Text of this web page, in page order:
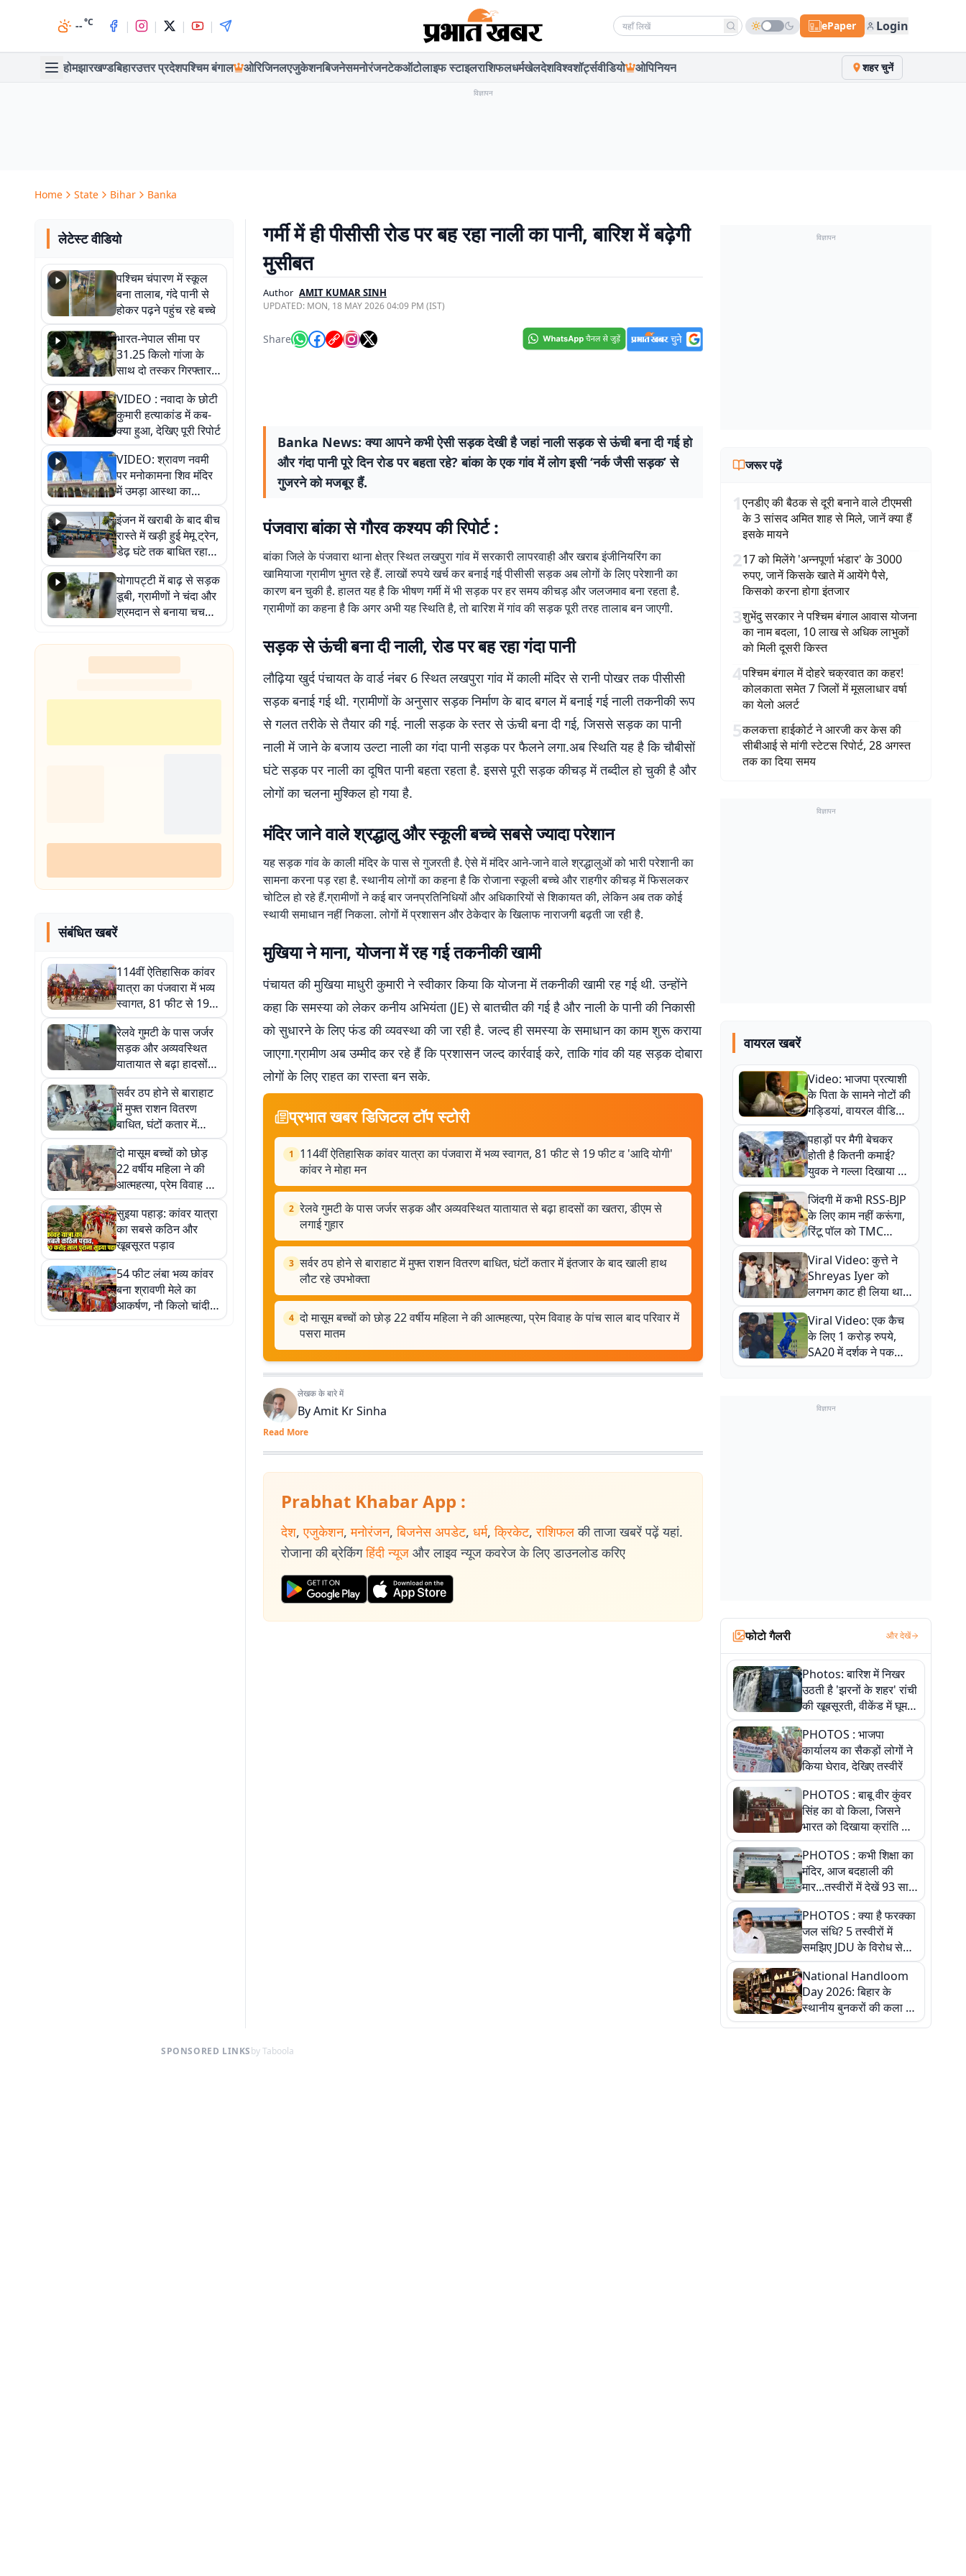
--°C | | | | Search news ePaper Login
होमझारखण्डबिहारउत्तर प्रदेशपश्चिम बंगाल ओरिजिनलएजुकेशनबिजनेसमनोरंजनटेकऑटोलाइफ स्टाइलराशिफलधर्मखेलदेशविश्वशॉर्ट्सवीडियो ओपिनियन शहर चुनें
विज्ञापन
Home State Bihar Banka
लेटेस्ट वीडियो
पश्चिम चंपारण में स्कूल
बना तालाब, गंदे पानी से
होकर पढ़ने पहुंच रहे बच्चे
भारत-नेपाल सीमा पर
31.25 किलो गांजा के
साथ दो तस्कर गिरफ्तार,
नेपाली नंबर की बाइक
जब्त
VIDEO : नवादा के छोटी
कुमारी हत्याकांड में कब-
क्या हुआ, देखिए पूरी रिपोर्ट
VIDEO: श्रावण नवमी
पर मनोकामना शिव मंदिर
में उमड़ा आस्था का
सैलाब, हर-हर महादेव के
जयघोष से गूंजा परिसर
इंजन में खराबी के बाद बीच
रास्ते में खड़ी हुई मेमू ट्रेन,
डेढ़ घंटे तक बाधित रहा
आवागमन
योगापट्टी में बाढ़ से सड़क
डूबी, ग्रामीणों ने चंदा और
श्रमदान से बनाया चचरी
पुल
संबंधित खबरें
114वीं ऐतिहासिक कांवर
यात्रा का पंजवारा में भव्य
स्वागत, 81 फीट से 19
फीट व 'आदि योगी' कांवर
ने मोहा मन
रेलवे गुमटी के पास जर्जर
सड़क और अव्यवस्थित
यातायात से बढ़ा हादसों
का खतरा, डीएम से लगाई
गुहार
सर्वर ठप होने से बाराहाट
में मुफ्त राशन वितरण
बाधित, घंटों कतार में
इंतजार के बाद खाली हाथ
लौट रहे उपभोक्ता
दो मासूम बच्चों को छोड़
22 वर्षीय महिला ने की
आत्महत्या, प्रेम विवाह के
पांच साल बाद परिवार में
पसरा मातम
सुइया पहाड़: कांवर यात्रा
का सबसे कठिन और
खूबसूरत पड़ाव
54 फीट लंबा भव्य कांवर
बना श्रावणी मेले का
आकर्षण, नौ किलो चांदी
के मुकुट और शिव-पार्वती
गर्मी में ही पीसीसी रोड पर बह रहा नाली का पानी, बारिश में बढ़ेगी
मुसीबत
Author AMIT KUMAR SINH
UPDATED: MON, 18 MAY 2026 04:09 PM (IST)
Share
Banka News: क्या आपने कभी ऐसी सड़क देखी है जहां नाली सड़क से ऊंची बना दी गई हो
और गंदा पानी पूरे दिन रोड पर बहता रहे? बांका के एक गांव में लोग इसी ‘नर्क जैसी सड़क’ से
गुजरने को मजबूर हैं.
पंजवारा बांका से गौरव कश्यप की रिपोर्ट :
बांका जिले के पंजवारा थाना क्षेत्र स्थित लखपुरा गांव में सरकारी लापरवाही और खराब इंजीनियरिंग का
खामियाजा ग्रामीण भुगत रहे हैं. लाखों रुपये खर्च कर बनाई गई पीसीसी सड़क अब लोगों के लिए परेशानी का
कारण बन चुकी है. हालत यह है कि भीषण गर्मी में भी सड़क पर हर समय कीचड़ और जलजमाव बना रहता है.
ग्रामीणों का कहना है कि अगर अभी यह स्थिति है, तो बारिश में गांव की सड़क पूरी तरह तालाब बन जाएगी.
सड़क से ऊंची बना दी नाली, रोड पर बह रहा गंदा पानी
लौढ़िया खुर्द पंचायत के वार्ड नंबर 6 स्थित लखपुरा गांव में काली मंदिर से रानी पोखर तक पीसीसी
सड़क बनाई गई थी. ग्रामीणों के अनुसार सड़क निर्माण के बाद बगल में बनाई गई नाली तकनीकी रूप
से गलत तरीके से तैयार की गई. नाली सड़क के स्तर से ऊंची बना दी गई, जिससे सड़क का पानी
नाली में जाने के बजाय उल्टा नाली का गंदा पानी सड़क पर फैलने लगा.अब स्थिति यह है कि चौबीसों
घंटे सड़क पर नाली का दूषित पानी बहता रहता है. इससे पूरी सड़क कीचड़ में तब्दील हो चुकी है और
लोगों का चलना मुश्किल हो गया है.
मंदिर जाने वाले श्रद्धालु और स्कूली बच्चे सबसे ज्यादा परेशान
यह सड़क गांव के काली मंदिर के पास से गुजरती है. ऐसे में मंदिर आने-जाने वाले श्रद्धालुओं को भारी परेशानी का
सामना करना पड़ रहा है. स्थानीय लोगों का कहना है कि रोजाना स्कूली बच्चे और राहगीर कीचड़ में फिसलकर
चोटिल हो रहे हैं.ग्रामीणों ने कई बार जनप्रतिनिधियों और अधिकारियों से शिकायत की, लेकिन अब तक कोई
स्थायी समाधान नहीं निकला. लोगों में प्रशासन और ठेकेदार के खिलाफ नाराजगी बढ़ती जा रही है.
मुखिया ने माना, योजना में रह गई तकनीकी खामी
पंचायत की मुखिया माधुरी कुमारी ने स्वीकार किया कि योजना में तकनीकी खामी रह गई थी. उन्होंने
कहा कि समस्या को लेकर कनीय अभियंता (JE) से बातचीत की गई है और नाली के पानी की निकासी
को सुधारने के लिए फंड की व्यवस्था की जा रही है. जल्द ही समस्या के समाधान का काम शुरू कराया
जाएगा.ग्रामीण अब उम्मीद कर रहे हैं कि प्रशासन जल्द कार्रवाई करे, ताकि गांव की यह सड़क दोबारा
लोगों के लिए राहत का रास्ता बन सके.
प्रभात खबर डिजिटल टॉप स्टोरी
1
114वीं ऐतिहासिक कांवर यात्रा का पंजवारा में भव्य स्वागत, 81 फीट से 19 फीट व 'आदि योगी'
कांवर ने मोहा मन
2 रेलवे गुमटी के पास जर्जर सड़क और अव्यवस्थित यातायात से बढ़ा हादसों का खतरा, डीएम से
लगाई गुहार
3 सर्वर ठप होने से बाराहाट में मुफ्त राशन वितरण बाधित, घंटों कतार में इंतजार के बाद खाली हाथ
लौट रहे उपभोक्ता
4 दो मासूम बच्चों को छोड़ 22 वर्षीय महिला ने की आत्महत्या, प्रेम विवाह के पांच साल बाद परिवार में
पसरा मातम
लेखक के बारे में
ByAmit Kr Sinha
Read More
Prabhat Khabar App :
देश, एजुकेशन, मनोरंजन, बिजनेस अपडेट, धर्म, क्रिकेट, राशिफल की ताजा खबरें पढ़ें यहां.
रोजाना की ब्रेकिंग हिंदी न्यूज और लाइव न्यूज कवरेज के लिए डाउनलोड करिए
विज्ञापन
जरूर पढ़ें
1एनडीए की बैठक से दूरी बनाने वाले टीएमसी
के 3 सांसद अमित शाह से मिले, जानें क्या हैं
इसके मायने
217 को मिलेंगे 'अन्नपूर्णा भंडार' के 3000
रुपए, जानें किसके खाते में आयेंगे पैसे,
किसको करना होगा इंतजार
3शुभेंदु सरकार ने पश्चिम बंगाल आवास योजना
का नाम बदला, 10 लाख से अधिक लाभुकों
को मिली दूसरी किस्त
4पश्चिम बंगाल में दोहरे चक्रवात का कहर!
कोलकाता समेत 7 जिलों में मूसलाधार वर्षा
का येलो अलर्ट
5कलकत्ता हाईकोर्ट ने आरजी कर केस की
सीबीआई से मांगी स्टेटस रिपोर्ट, 28 अगस्त
तक का दिया समय
विज्ञापन
वायरल खबरें
Video: भाजपा प्रत्याशी
के पिता के सामने नोटों की
गड्डियां, वायरल वीडियो
से राजनीति में उबाल,
अजित महतो बोले- TMC
की गंदी चाल
पहाड़ों पर मैगी बेचकर
होती है कितनी कमाई?
युवक ने गल्ला दिखाया तो
नौकरी वालों के खड़े हो गए
कान
जिंदगी में कभी RSS-BJP
के लिए काम नहीं करूंगा,
रिंटू पॉल को TMC
ऑफिस में ले जाकर पीटा,
Video वायरल
Viral Video: कुत्ते ने
Shreyas Iyer को
लगभग काट ही लिया था,
न्यूजीलैंड सीरीज से पहले
बाल-बाल बचे
Viral Video: एक कैच
के लिए 1 करोड़ रुपये,
SA20 में दर्शक ने पकड़ा
एक हाथ से गजब का कैच
विज्ञापन
फोटो गैलरी और देखें
Photos: बारिश में निखर
उठती है 'झरनों के शहर' रांची
की खूबसूरती, वीकेंड में घूम
आएं ये 5 वादियां
PHOTOS : भाजपा
कार्यालय का सैकड़ों लोगों ने
किया घेराव, देखिए तस्वीरें
PHOTOS : बाबू वीर कुंवर
सिंह का वो किला, जिसने
भारत को दिखाया क्रांति का
रास्ता: तस्वीरों में देखिए
PHOTOS : कभी शिक्षा का
मंदिर, आज बदहाली की
मार...तस्वीरों में देखें 93 साल
पुराने इस हाई स्कूल की
हकीकत
PHOTOS : क्या है फरक्का
जल संधि? 5 तस्वीरों में
समझिए JDU के विरोध से
लेकर बिहार पर असर तक
पूरी कहानी
National Handloom
Day 2026: बिहार के
स्थानीय बुनकरों की कला को
सलाम, तस्वीरों में देखें
SPONSORED LINKSby Taboola